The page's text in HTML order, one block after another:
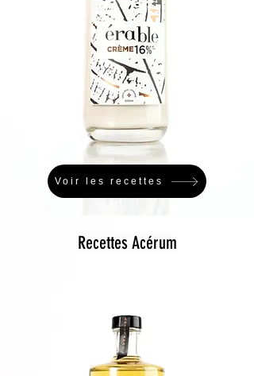
Voir les recettes
Recettes Acérum